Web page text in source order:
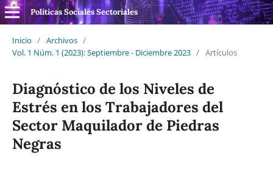
Politicas Sociales Sectoriales
Inicio / Archivos /
Vol. 1 Núm. 1 (2023): Septiembre - Diciembre 2023 / Artículos
Diagnóstico de los Niveles de
Estrés en los Trabajadores del
Sector Maquilador de Piedras
Negras